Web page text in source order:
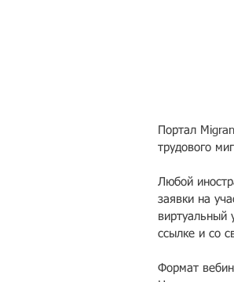
Портал
трудового
Любой
заявки на
виртуальный
ссылке и со
Формат